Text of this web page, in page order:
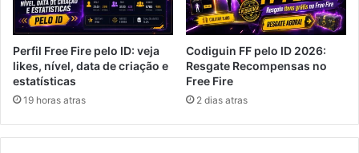
Perfil Free Fire pelo ID: veja
likes, nível, data de criação e
estatísticas
19 horas atras
Codiguin FF pelo ID 2026:
Resgate Recompensas no
Free Fire
2 dias atras